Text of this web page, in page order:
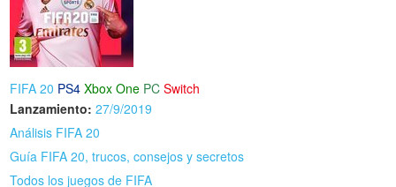
FIFA 20 PS4 Xbox One PC Switch
Lanzamiento: 27/9/2019
Análisis FIFA 20
Guía FIFA 20, trucos, consejos y secretos
Todos los juegos de FIFA